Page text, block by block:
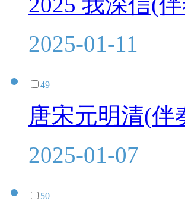
2025-01-11
49
唐宋元明清(伴
2025-01-07
50